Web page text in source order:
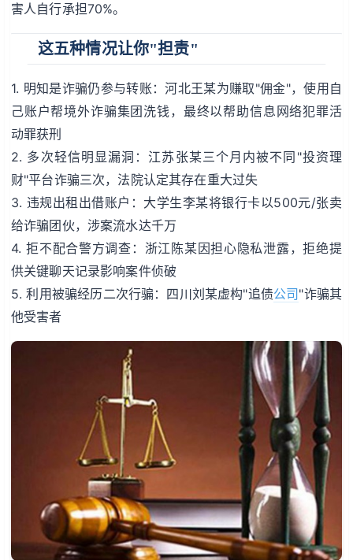
害人自行承担70%。
这五种情况让你"担责"
1. 明知是诈骗仍参与转账：河北王某为赚取"佣金"，使用自
己账户帮境外诈骗集团洗钱，最终以帮助信息网络犯罪活
动罪获刑
2. 多次轻信明显漏洞：江苏张某三个月内被不同"投资理
财"平台诈骗三次，法院认定其存在重大过失
3. 违规出租出借账户：大学生李某将银行卡以500元/张卖
给诈骗团伙，涉案流水达千万
4. 拒不配合警方调查：浙江陈某因担心隐私泄露，拒绝提
供关键聊天记录影响案件侦破
5. 利用被骗经历二次行骗：四川刘某虚构"追债公司 "诈骗其
他受害者